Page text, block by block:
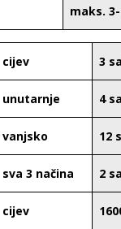
maks.
cijev 3
unutarnje 4
vanjsko 12
sva 3 načina 2
cijev